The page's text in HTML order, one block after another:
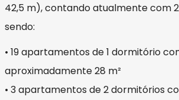
42,5 m), contando atualmente com
sendo:
• 19 apartamentos de 1 dormitório
aproximadamente 28 m²
• 3 apartamentos de 2 dormitórios